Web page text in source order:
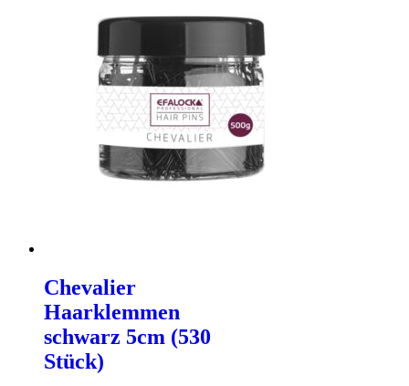
Chevalier
Haarklemmen
schwarz 5cm (530
Stück)